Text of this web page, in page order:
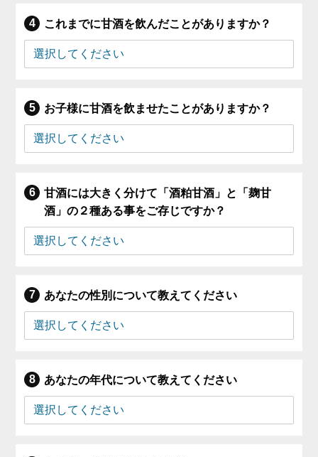
これまでに甘酒を飲んだことがありますか？
お子様に甘酒を飲ませたことがありますか？
甘酒には大きく分けて「酒粕甘酒」と「麹甘
酒」の２種ある事をご存じですか？
あなたの性別について教えてください
あなたの年代について教えてください